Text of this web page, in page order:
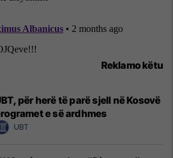
Reklamo këtu
për herë të parë sjell në Kosovë
e së ardhmes
UBT